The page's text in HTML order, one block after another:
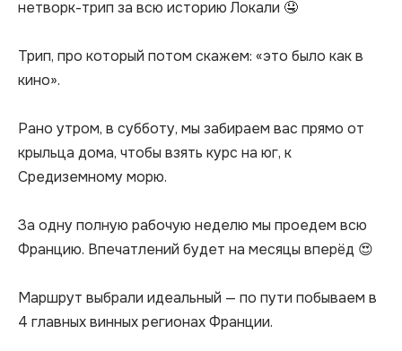
нетворк-трип за всю историю Локали 🤤
Трип, про который потом скажем: «это было как в
кино».
Рано утром, в субботу, мы забираем вас прямо от
крыльца дома, чтобы взять курс на юг, к
Средиземному морю.
За одну полную рабочую неделю мы проедем всю
Францию. Впечатлений будет на месяцы вперёд 😍
Маршрут выбрали идеальный — по пути побываем в
4 главных винных регионах Франции.